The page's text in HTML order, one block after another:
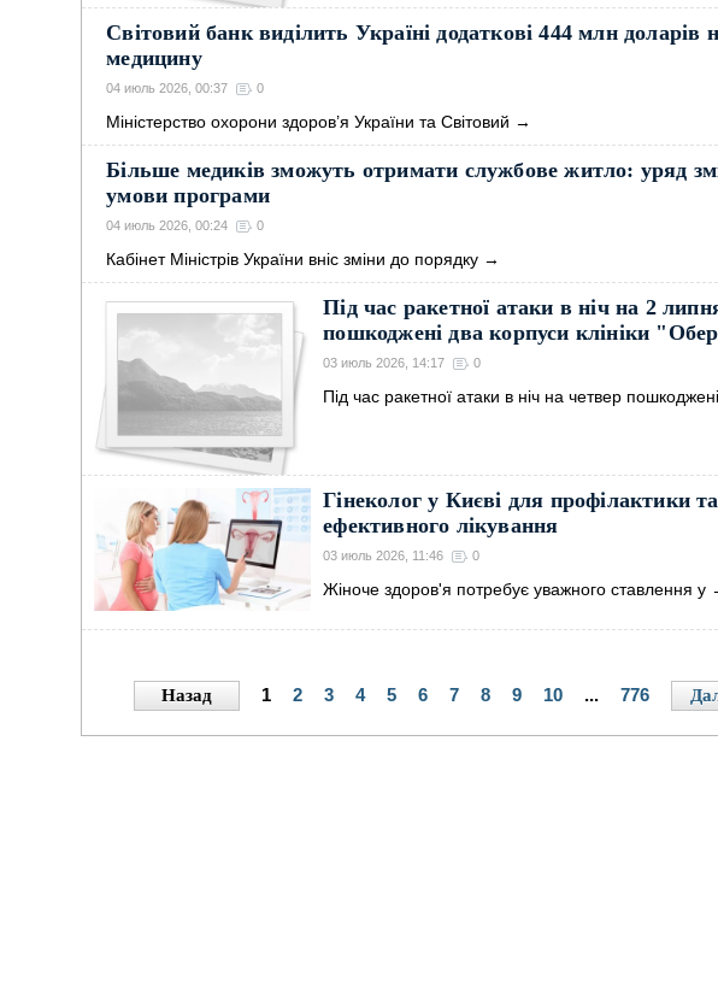
Світовий банк виділить Україні додаткові 444 млн доларів
медицину
04 июль 2026, 00:37 0
Міністерство охорони здоров’я України та Світовий →
Більше медиків зможуть отримати службове житло: уряд
умови програми
04 июль 2026, 00:24 0
Кабінет Міністрів України вніс зміни до порядку →
Під час ракетної атаки в ніч на 2
пошкоджені два корпуси клініки
03 июль 2026, 14:17 0
Під час ракетної атаки в ніч на четвер пошкоджені
Гінеколог у Києві для профілактики та
ефективного лікування
03 июль 2026, 11:46 0
Жіноче здоров'я потребує уважного ставлення у
Назад 1 2 3 4 5 6 7 8 9 10 ... 776